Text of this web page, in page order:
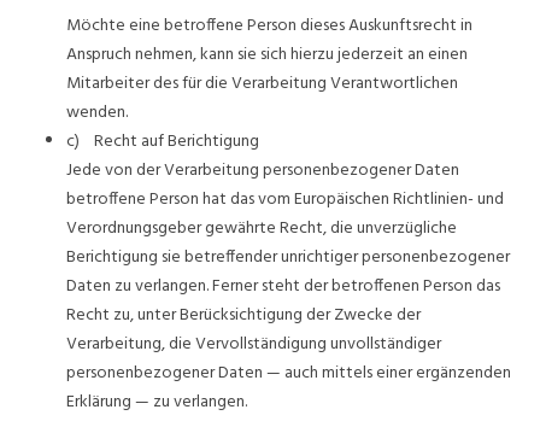
Möchte eine betroffene Person dieses Auskunftsrecht in
Anspruch nehmen, kann sie sich hierzu jederzeit an einen
Mitarbeiter des für die Verarbeitung Verantwortlichen
wenden.
c) Recht auf Berichtigung
Jede von der Verarbeitung personenbezogener Daten
betroffene Person hat das vom Europäischen Richtlinien- und
Verordnungsgeber gewährte Recht, die unverzügliche
Berichtigung sie betreffender unrichtiger personenbezogener
Daten zu verlangen. Ferner steht der betroffenen Person das
Recht zu, unter Berücksichtigung der Zwecke der
Verarbeitung, die Vervollständigung unvollständiger
personenbezogener Daten — auch mittels einer ergänzenden
Erklärung — zu verlangen.